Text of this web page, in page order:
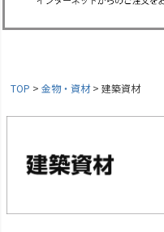
TOP 金物・資材 建築資材